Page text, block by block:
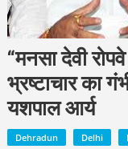
“मनसा देवी
भ्रष्टाचार का
यशपाल आर्य
Dehradun Delhi